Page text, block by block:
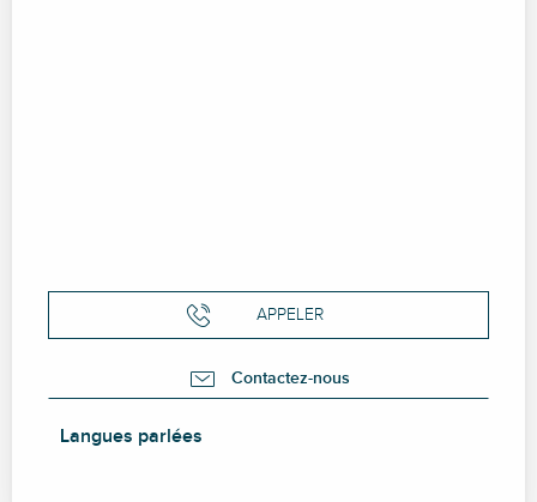
APPELER
Contactez-nous
Langues parlées
Langues parlées